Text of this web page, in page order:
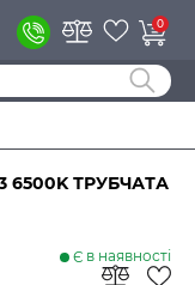
0
6500K ТРУБЧАТА
Є в наявності